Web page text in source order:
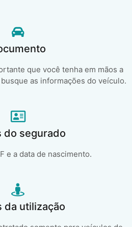
que você tenha em mãos a
as informações do veículo.
do segurado
e a data de nascimento.
da utilização